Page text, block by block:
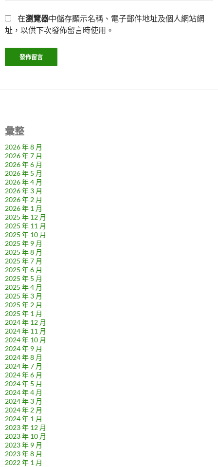
在瀏覽器中儲存顯示名稱、電子郵件地址及個人網站網
址，以供下次發佈留言時使用。
彙整
2026 年 8 月
2026 年 7 月
2026 年 6 月
2026 年 5 月
2026 年 4 月
2026 年 3 月
2026 年 2 月
2026 年 1 月
2025 年 12 月
2025 年 11 月
2025 年 10 月
2025 年 9 月
2025 年 8 月
2025 年 7 月
2025 年 6 月
2025 年 5 月
2025 年 4 月
2025 年 3 月
2025 年 2 月
2025 年 1 月
2024 年 12 月
2024 年 11 月
2024 年 10 月
2024 年 9 月
2024 年 8 月
2024 年 7 月
2024 年 6 月
2024 年 5 月
2024 年 4 月
2024 年 3 月
2024 年 2 月
2024 年 1 月
2023 年 12 月
2023 年 10 月
2023 年 9 月
2023 年 8 月
2022 年 1 月